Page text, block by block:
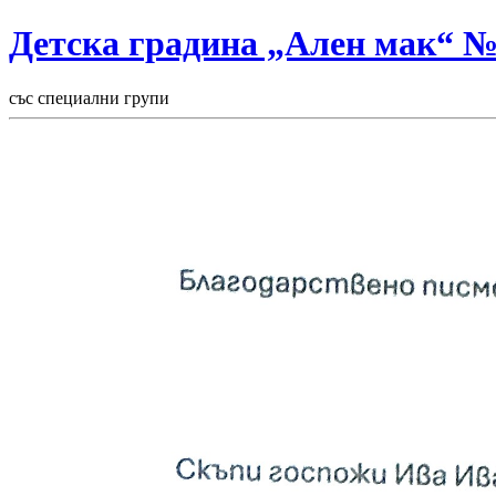
Детска градина „Ален мак“
със специални групи